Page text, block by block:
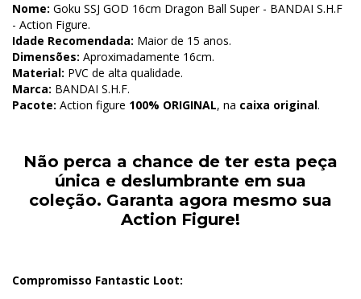
Nome: Goku SSJ GOD 16cm Dragon Ball Super - BANDAI S.H.F
- Action Figure.
Idade Recomendada: Maior de 15 anos.
Dimensões: Aproximadamente 16cm.
Material: PVC de alta qualidade.
Marca: BANDAI S.H.F.
Pacote: Action figure 100% ORIGINAL, na caixa original.
Não perca a chance de ter esta peça
única e deslumbrante em sua
coleção. Garanta agora mesmo sua
Action Figure!
Compromisso Fantastic Loot: